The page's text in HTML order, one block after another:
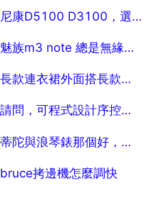
2025-07-29 尼康D5100 D3100，選擇哪種好？
2025-07-29 魅族m3 note 總是無緣無故被ROOT，怎麼辦？
2025-07-29 長款連衣裙外面搭長款外套還是短款外套？
2025-07-29 請問，可程式設計序控制 PLC 屬於大學的什麼專業？
2025-07-29 蒂陀與浪琴錶那個好，浪琴和帝陀哪個好
2025-07-29
bruce拷邊機怎麼調快